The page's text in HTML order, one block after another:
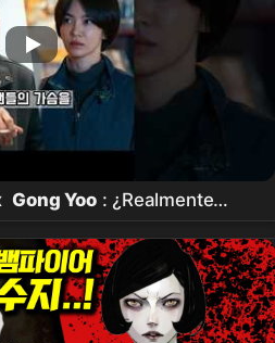
Gong Yoo : ¿Realmente
Netflix ? # 송혜교 # 공유 #
플릭스 # 드라마